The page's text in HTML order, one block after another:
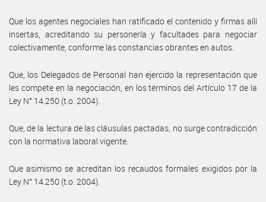
Que los agentes negociales han ratificado el contenido y firmas allí
insertas, acreditando su personería y facultades para negociar
colectivamente, conforme las constancias obrantes en autos.
Que, los Delegados de Personal han ejercido la representación que
les compete en la negociación, en los términos del Artículo 17 de la
Ley N° 14.250 (t.o. 2004).
Que, de la lectura de las cláusulas pactadas, no surge contradicción
con la normativa laboral vigente.
Que asimismo se acreditan los recaudos formales exigidos por la
Ley N° 14.250 (t.o. 2004).